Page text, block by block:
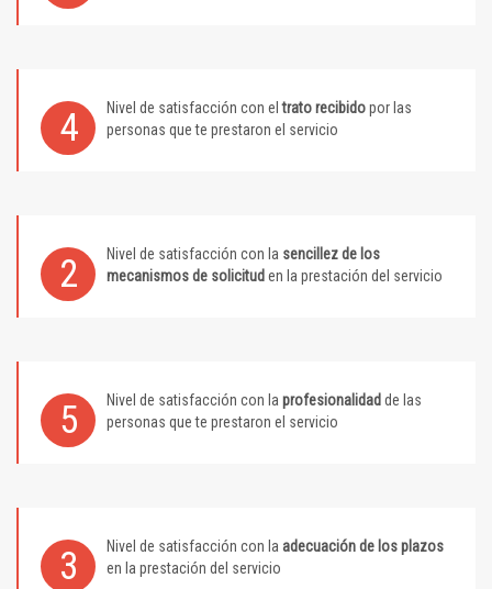
4 Nivel de satisfacción con eltrato recibidopor las
personas que te prestaron el servicio
2 Nivel de satisfacción con la sencillez de los
mecanismos de solicitud en la prestación del servicio
5 Nivel de satisfacción con la profesionalidad de las
personas que te prestaron el servicio
3 Nivel de satisfacción con la adecuación de los plazos
en la prestación del servicio